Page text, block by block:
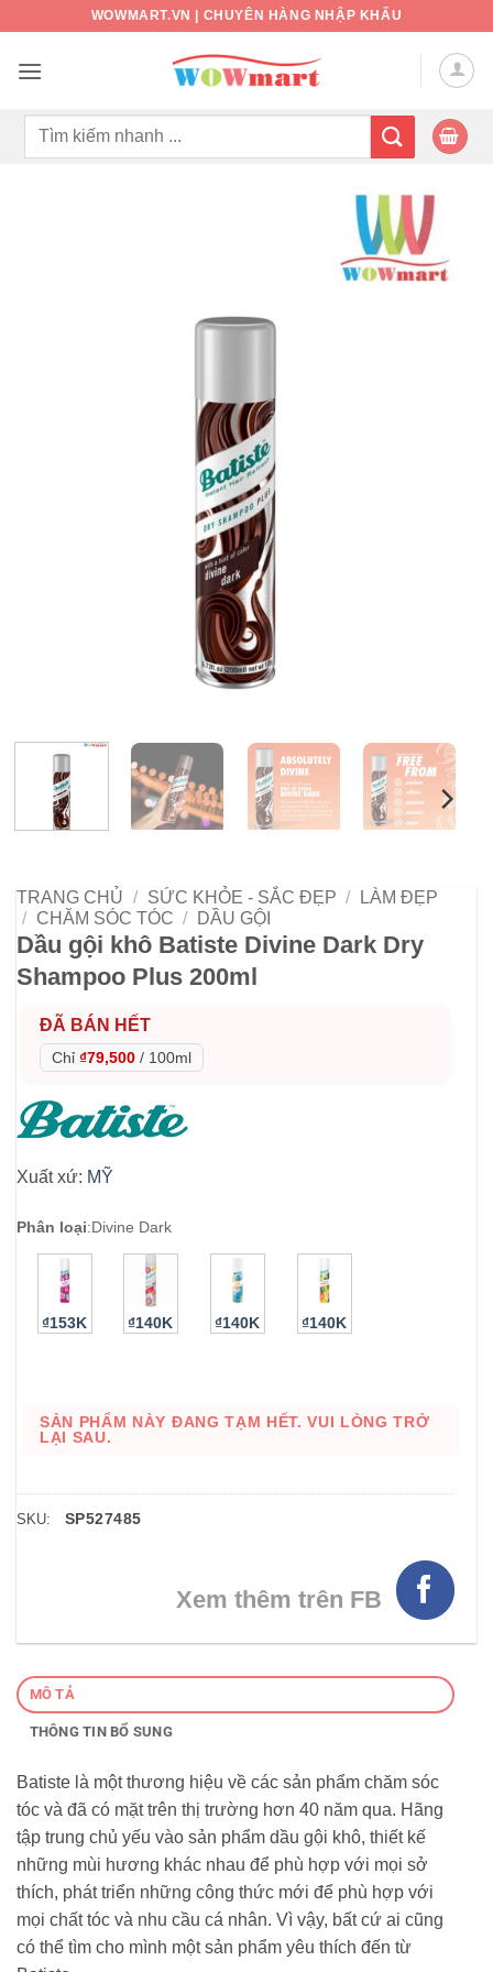
nội
WOWMART.VN | CHUYÊN HÀNG NHẬP KHẨU
Tìm
TRANG CHỦ / SỨC KHỎE - SẮC ĐẸP /
LÀM ĐẸP
/
CHĂM SÓC TÓC / DẦU GỘI
Dầu gội khô Batiste Divine Dark Dry
Shampoo Plus 200ml
ĐÃ BÁN HẾT
Chỉ ₫79,500 / 100ml
Xuất xứ: MỸ
Phân loại:Divine Dark
₫153K ₫140K ₫140K ₫140K
SẢN PHẨM NÀY ĐANG TẠM HẾT. VUI LÒNG TRỞ
LẠI SAU.
SKU: SP527485
Xem thêm trên FB
MÔ TẢ
THÔNG TIN BỔ SUNG
Batiste là một thương hiệu về các sản phẩm chăm sóc
tóc và đã có mặt trên thị trường hơn 40 năm qua. Hãng
tập trung chủ yếu vào sản phẩm dầu gội khô, thiết kế
những mùi hương khác nhau để phù hợp với mọi sở
thích, phát triển những công thức mới để phù hợp với
mọi chất tóc và nhu cầu cá nhân. Vì vậy, bất cứ ai cũng
có thể tìm cho mình một sản phẩm yêu thích đến từ